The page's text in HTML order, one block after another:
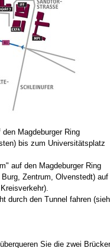
Magdeburger Ring
bis zum Universitätsplatz
auf den Magdeburger Ring
Zentrum, Olvenstedt) auf
durch den Tunnel fahren
Sie die zwei